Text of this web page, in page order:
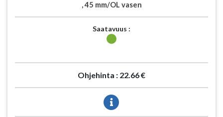
, 45 mm/OL vasen
Saatavuus :
Ohjehinta : 22.66 €